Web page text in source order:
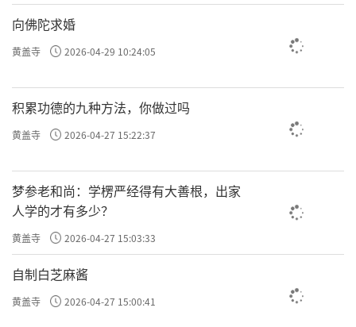
向佛陀求婚
黄盖寺 2026-04-29 10:24:05
积累功德的九种方法，你做过吗
黄盖寺 2026-04-27 15:22:37
梦参老和尚：学楞严经得有大善根，出家
人学的才有多少？
黄盖寺 2026-04-27 15:03:33
自制白芝麻酱
黄盖寺 2026-04-27 15:00:41